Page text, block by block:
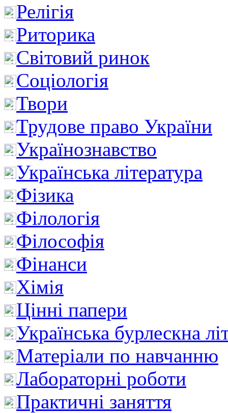
Релігія
Риторика
Світовий ринок
Соціологія
Твори
Трудове право України
Українознавство
Українська література
Фізика
Філологія
Філософія
Фінанси
Хімія
Цінні папери
Українська бурлескна
Матеріали по навчанню
Лабораторні роботи
Практичні заняття